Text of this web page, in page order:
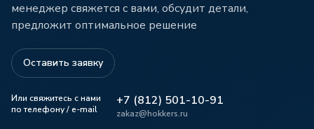
менеджер свяжется с вами, обсудит детали,
предложит оптимальное решение
Оставить заявку
Или свяжитесь с нами
по телефону / e-mail
+7 (812) 501-10-91
zakaz@hokkers.ru